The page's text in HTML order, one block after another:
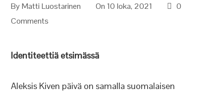
ByMatti Luostarinen On 10 loka, 2021
0
Comments
Identiteettiä etsimässä
Aleksis Kiven päivä on samalla suomalaisen